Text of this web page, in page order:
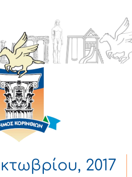
2017